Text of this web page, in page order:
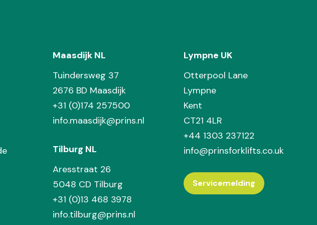
Maasdijk NL
Tuindersweg 37
2676 BD Maasdijk
+31 (0)174 257500
info.maasdijk@prins.nl
Tilburg NL
Aresstraat 26
5048 CD Tilburg
+31 (0)13 468 3978
info.tilburg@prins.nl
Lympne UK
Otterpool Lane
Lympne
Kent
CT21 4LR
+44 1303 237122
info@prinsforklifts.co.uk
Servicemelding